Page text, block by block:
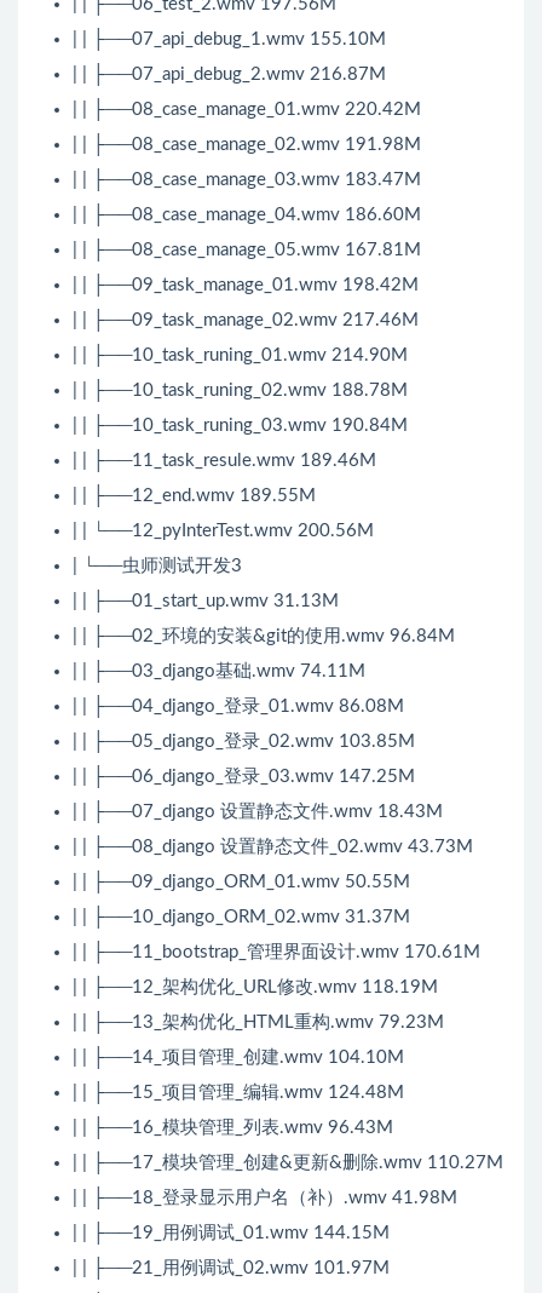
| | ├──06_test_2.wmv 197.56M
| | ├──07_api_debug_1.wmv 155.10M
| | ├──07_api_debug_2.wmv 216.87M
| | ├──08_case_manage_01.wmv 220.42M
| | ├──08_case_manage_02.wmv 191.98M
| | ├──08_case_manage_03.wmv 183.47M
| | ├──08_case_manage_04.wmv 186.60M
| | ├──08_case_manage_05.wmv 167.81M
| | ├──09_task_manage_01.wmv 198.42M
| | ├──09_task_manage_02.wmv 217.46M
| | ├──10_task_runing_01.wmv 214.90M
| | ├──10_task_runing_02.wmv 188.78M
| | ├──10_task_runing_03.wmv 190.84M
| | ├──11_task_resule.wmv 189.46M
| | ├──12_end.wmv 189.55M
| | └──12_pyInterTest.wmv 200.56M
| └──虫师测试开发3
| | ├──01_start_up.wmv 31.13M
| | ├──02_环境的安装&git的使用.wmv 96.84M
| | ├──03_django基础.wmv 74.11M
| | ├──04_django_登录_01.wmv 86.08M
| | ├──05_django_登录_02.wmv 103.85M
| | ├──06_django_登录_03.wmv 147.25M
| | ├──07_django 设置静态文件.wmv 18.43M
| | ├──08_django 设置静态文件_02.wmv 43.73M
| | ├──09_django_ORM_01.wmv 50.55M
| | ├──10_django_ORM_02.wmv 31.37M
| | ├──11_bootstrap_管理界面设计.wmv 170.61M
| | ├──12_架构优化_URL修改.wmv 118.19M
| | ├──13_架构优化_HTML重构.wmv 79.23M
| | ├──14_项目管理_创建.wmv 104.10M
| | ├──15_项目管理_编辑.wmv 124.48M
| | ├──16_模块管理_列表.wmv 96.43M
| | ├──17_模块管理_创建&更新&删除.wmv 110.27M
| | ├──18_登录显示用户名（补）.wmv 41.98M
| | ├──19_用例调试_01.wmv 144.15M
| | ├──21_用例调试_02.wmv 101.97M